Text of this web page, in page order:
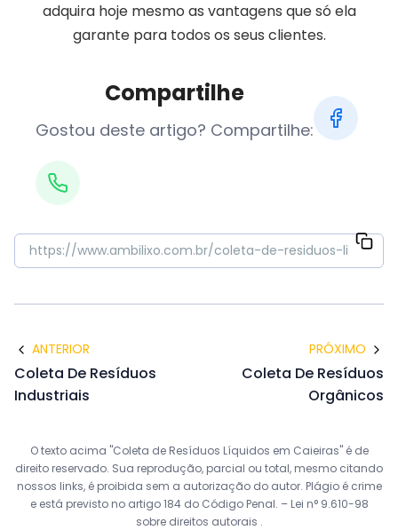
adquira hoje mesmo as vantagens que só ela
garante para todos os seus clientes.
Compartilhe
Gostou deste artigo? Compartilhe:
ANTERIOR
Coleta De Resíduos
Industriais
PRÓXIMO
Coleta De Resíduos
Orgânicos
O texto acima "Coleta de Resíduos Líquidos em Caieiras" é de
direito reservado. Sua reprodução, parcial ou total, mesmo citando
nossos links, é proibida sem a autorização do autor. Plágio é crime
e está previsto no artigo 184 do Código Penal. – Lei n° 9.610-98
sobre direitos autorais .